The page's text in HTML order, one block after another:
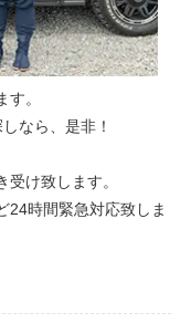
。
なら、是非！
け致します。
24時間緊急対応致しま